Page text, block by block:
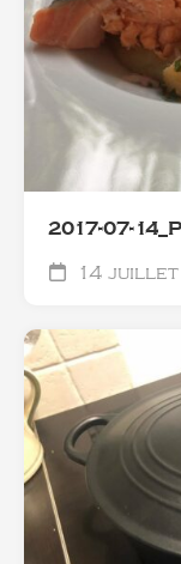
2017-07-
14 juillet